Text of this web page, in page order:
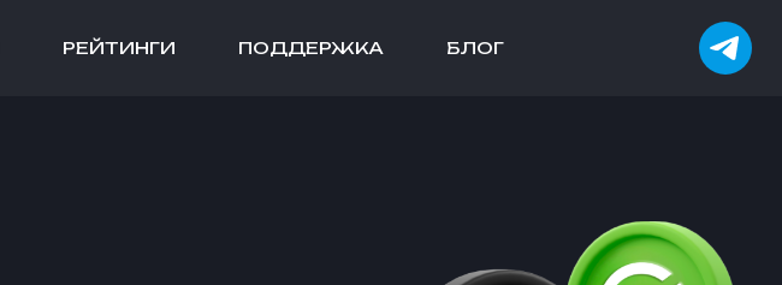
РЕЙТИНГИ ПОДДЕРЖКА БЛОГ